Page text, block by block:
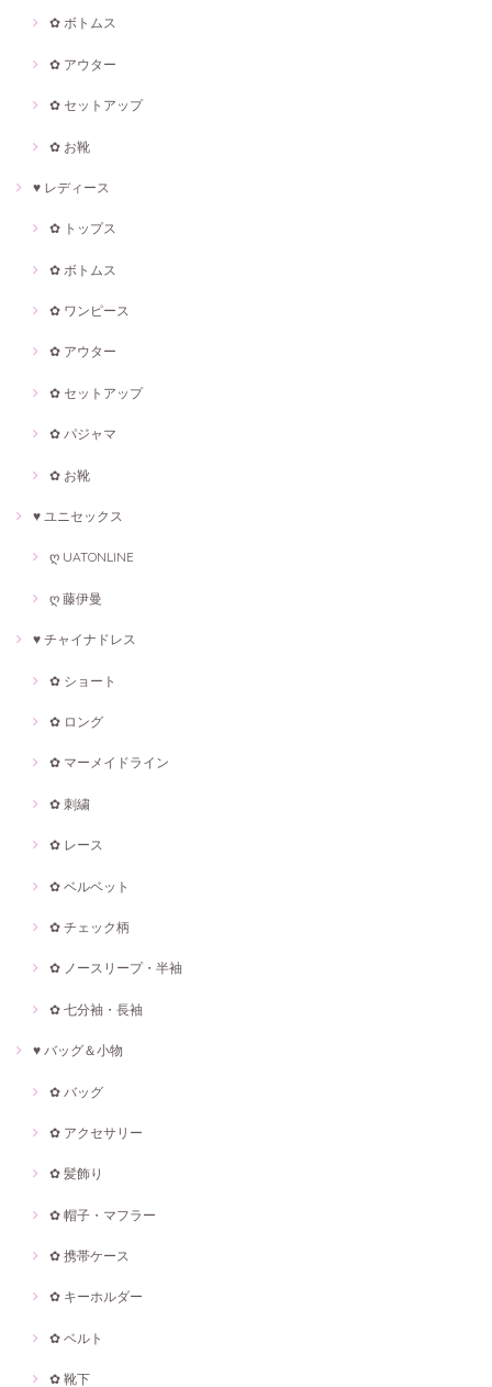
✿ ボトムス
✿ アウター
✿ セットアップ
✿ お靴
♥ レディース
✿ トップス
✿ ボトムス
✿ ワンピース
✿ アウター
✿ セットアップ
✿ パジャマ
✿ お靴
♥ ユニセックス
ღ UATONLINE
ღ 藤伊曼
♥ チャイナドレス
✿ ショート
✿ ロング
✿ マーメイドライン
✿ 刺繍
✿ レース
✿ ベルベット
✿ チェック柄
✿ ノースリープ・半袖
✿ 七分袖・長袖
♥ バッグ＆小物
✿ バッグ
✿ アクセサリー
✿ 髪飾り
✿ 帽子・マフラー
✿ 携帯ケース
✿ キーホルダー
✿ ベルト
✿ 靴下